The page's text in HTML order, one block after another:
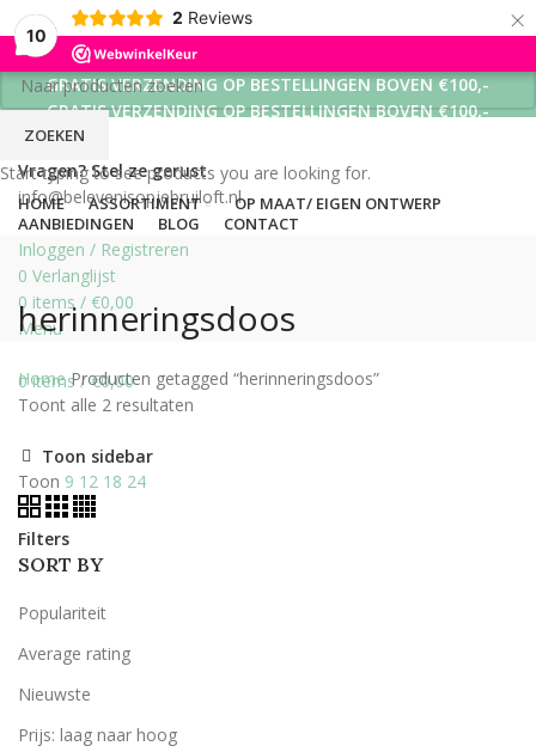
10
2 Reviews ×
GRATIS VERZENDING OP BESTELLINGEN BOVEN €100,-
GRATIS VERZENDING OP BESTELLINGEN BOVEN €100,-
GRATIS VERZENDING OP BESTELLINGEN BOVEN €100,-
Vragen? Stel ze gerust
info@belevenisopjebruiloft.nl
Inloggen / Registreren
0 Verlanglijst
0 items / €0,00
Menu
0items / €0,00
HOME ASSORTIMENT
OP MAAT/ EIGEN ONTWERP
AANBIEDINGEN
BLOG CONTACT
herinneringsdoos
HomeProducten getagged “herinneringsdoos”
Toont alle 2 resultaten
Toon sidebar
Toon 9 12 18 24
Filters
SORT BY
Populariteit
Average rating
Nieuwste
Prijs: laag naar hoog
ZOEKEN
Start typing to see products you are looking for.